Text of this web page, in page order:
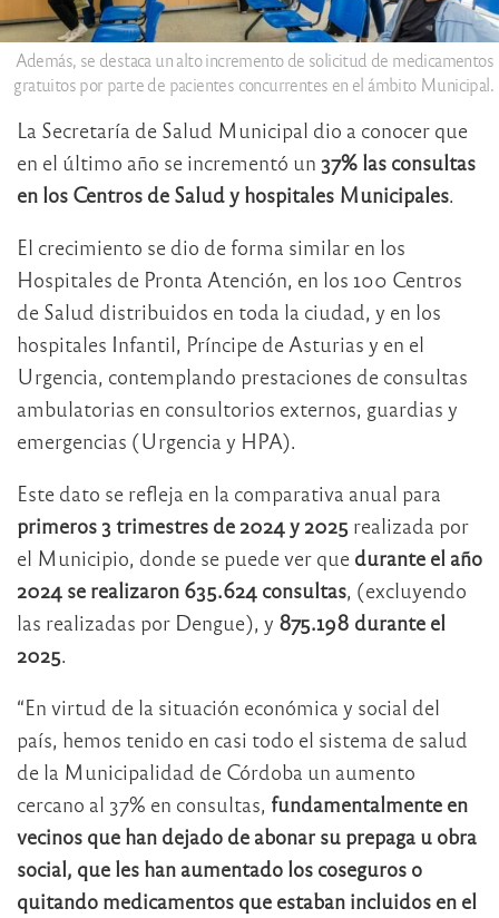
Además, se destaca un alto incremento de solicitud de medicamentos
gratuitos por parte de pacientes concurrentes en el ámbito Municipal.
La Secretaría de Salud Municipal dio a conocer que
en el último año se incrementó un 37% las consultas
en los Centros de Salud y hospitales Municipales.
El crecimiento se dio de forma similar en los
Hospitales de Pronta Atención, en los 100 Centros
de Salud distribuidos en toda la ciudad, y en los
hospitales Infantil, Príncipe de Asturias y en el
Urgencia, contemplando prestaciones de consultas
ambulatorias en consultorios externos, guardias y
emergencias (Urgencia y HPA).
Este dato se refleja en la comparativa anual para
primeros 3 trimestres de 2024 y 2025 realizada por
el Municipio, donde se puede ver que durante el año
2024 se realizaron 635.624 consultas, (excluyendo
las realizadas por Dengue), y 875.198 durante el
2025.
“En virtud de la situación económica y social del
país, hemos tenido en casi todo el sistema de salud
de la Municipalidad de Córdoba un aumento
cercano al 37% en consultas, fundamentalmente en
vecinos que han dejado de abonar su prepaga u obra
social, que les han aumentado los coseguros o
quitando medicamentos que estaban incluidos en el